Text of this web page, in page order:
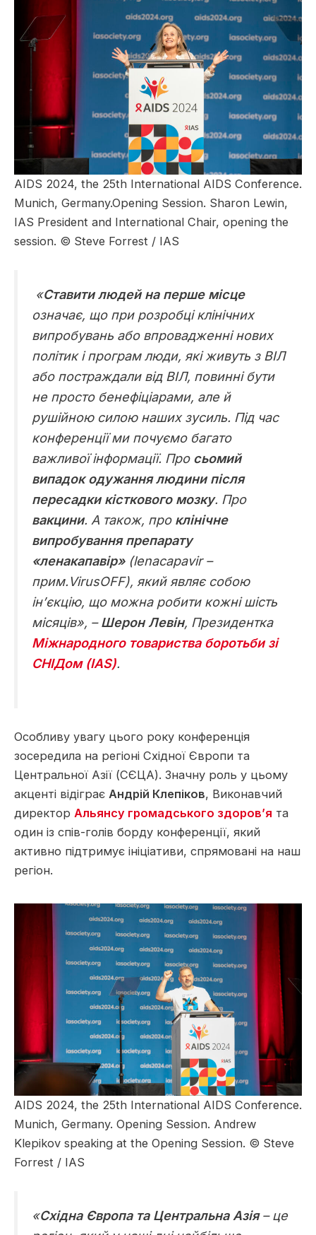
AIDS 2024, the 25th International AIDS Conference.
Munich, Germany.Opening Session. Sharon Lewin,
IAS President and International Chair, opening the
session. © Steve Forrest / IAS
«Ставити людей на перше місце
означає, що при розробці клінічних
випробувань або впровадженні нових
політик і програм люди, які живуть з ВІЛ
або постраждали від ВІЛ, повинні бути
не просто бенефіціарами, але й
рушійною силою наших зусиль. Під час
конференції ми почуємо багато
важливої інформації. Просьомий
випадок одужання людини після
пересадки кісткового мозку. Про
вакцини. А також, про клінічне
випробування препарату
«ленакапавір»(lenacapavir –
прим.VirusOFF), який являє собою
ін’єкцію, що можна робити кожні шість
місяців», –Шерон Левін, Президентка
Міжнародного товариства боротьби зі
СНІДом (IAS).
Особливу увагу цього року конференція
зосередила на регіоні Східної Європи та
Центральної Азії (СЄЦА). Значну роль у цьому
акценті відіграє Андрій Клепіков, Виконавчий
директор Альянсу громадського здоров’я та
один із спів-голів борду конференції, який
активно підтримує ініціативи, спрямовані на наш
регіон.
AIDS 2024, the 25th International AIDS Conference.
Munich, Germany. Opening Session. Andrew
Klepikov speaking at the Opening Session. © Steve
Forrest / IAS
«Східна Європа та Центральна Азія– це